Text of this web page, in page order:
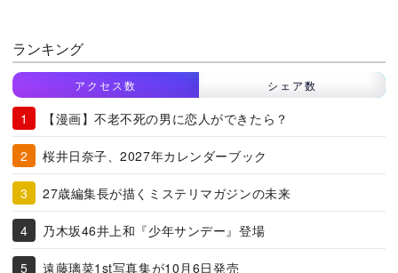
ランキング
アクセス数 シェア数
【漫画】不老不死の男に恋人ができたら？
桜井日奈子、2027年カレンダーブック
27歳編集長が描くミステリマガジンの未来
乃木坂46井上和『少年サンデー』登場
遠藤璃菜1st写真集が10月6日発売